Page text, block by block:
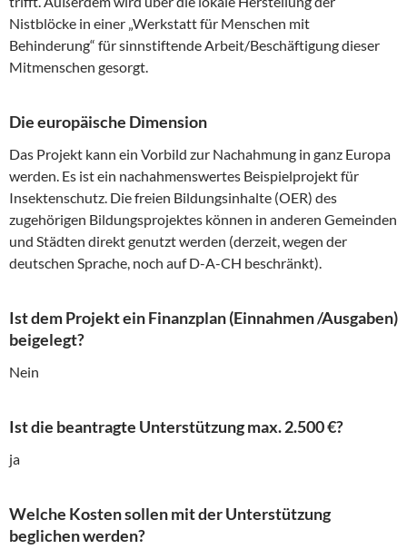
Nistblöcke in einer „Werkstatt für Menschen mit
Behinderung“ für sinnstiftende Arbeit/Beschäftigung dieser
Mitmenschen gesorgt.
Die europäische Dimension
Das Projekt kann ein Vorbild zur Nachahmung in ganz Europa
werden. Es ist ein nachahmenswertes Beispielprojekt für
Insektenschutz. Die freien Bildungsinhalte (OER) des
zugehörigen Bildungsprojektes können in anderen Gemeinden
und Städten direkt genutzt werden (derzeit, wegen der
deutschen Sprache, noch auf D-A-CH beschränkt).
Ist dem Projekt ein Finanzplan (Einnahmen /Ausgaben)
beigelegt?
Nein
Ist die beantragte Unterstützung max. 2.500 €?
ja
Welche Kosten sollen mit der Unterstützung
beglichen werden?